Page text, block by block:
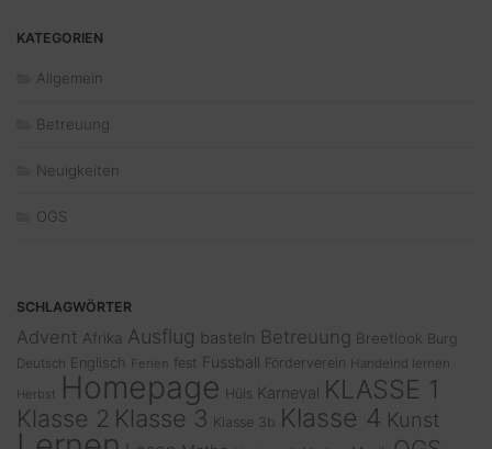
KATEGORIEN
Allgemein
Betreuung
Neuigkeiten
OGS
SCHLAGWÖRTER
Advent Afrika Ausflug basteln Betreuung Breetlook Burg
Deutsch Englisch Ferien fest Fussball Förderverein
Handelnd lernen
Herbst Homepage Hüls Karneval KLASSE 1
Klasse 2 Klasse 3 Klasse 3b Klasse 4 Kunst